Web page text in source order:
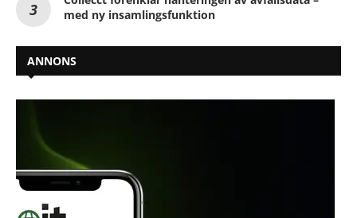
med ny insamlingsfunktion
ANNONS